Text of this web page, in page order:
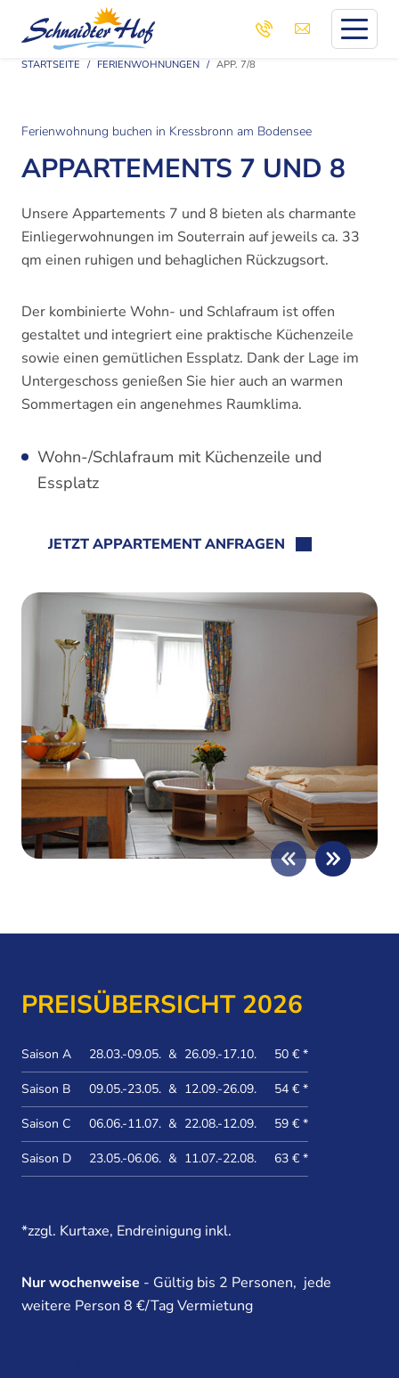
STARTSEITE FERIENWOHNUNGEN APP. 7/8
Ferienwohnung buchen in Kressbronn am Bodensee
APPARTEMENTS 7 UND 8
Unsere Appartements 7 und 8 bieten als charmante
Einliegerwohnungen im Souterrain auf jeweils ca. 33
qm einen ruhigen und behaglichen Rückzugsort.
Der kombinierte Wohn- und Schlafraum ist offen
gestaltet und integriert eine praktische Küchenzeile
sowie einen gemütlichen Essplatz. Dank der Lage im
Untergeschoss genießen Sie hier auch an warmen
Sommertagen ein angenehmes Raumklima.
Wohn-/Schlafraum mit Küchenzeile und
Essplatz
JETZT APPARTEMENT ANFRAGEN
PREISÜBERSICHT 2026
Saison A 28.03.-09.05. & 26.09.-17.10. 50 € *
Saison B 09.05.-23.05. & 12.09.-26.09. 54 € *
Saison C 06.06.-11.07. & 22.08.-12.09. 59 € *
Saison D 23.05.-06.06. & 11.07.-22.08. 63 € *
*zzgl. Kurtaxe, Endreinigung inkl.
Nur wochenweise - Gültig bis 2 Personen, jede
weitere Person 8 €/Tag Vermietung